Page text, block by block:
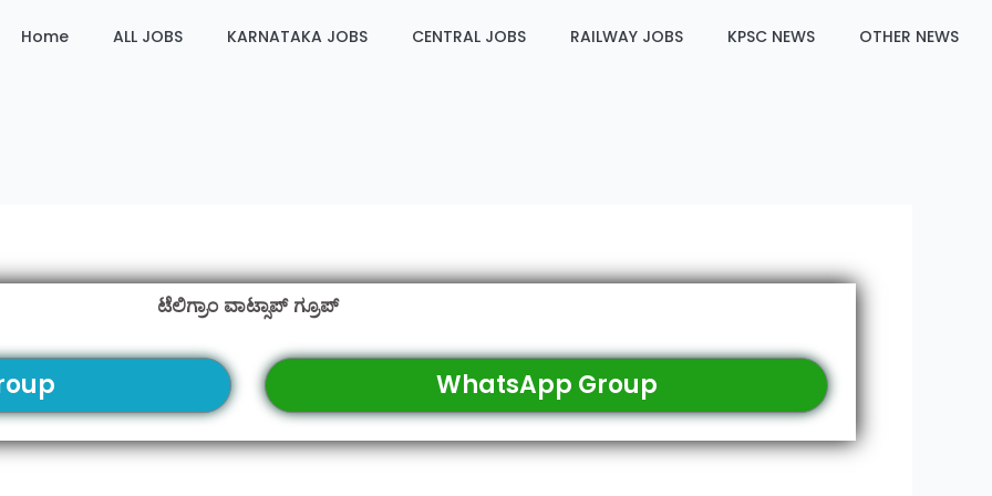
Home ALL JOBS KARNATAKA JOBS CENTRAL JOBS RAILWAY JOBS KPSC NEWS OTHER NEWS
ಟೆಲಿಗ್ರಾಂ ವಾಟ್ಸಾಪ್ ಗ್ರೂಪ್
WhatsApp Group